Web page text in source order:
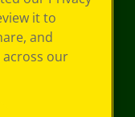
it to
and
our